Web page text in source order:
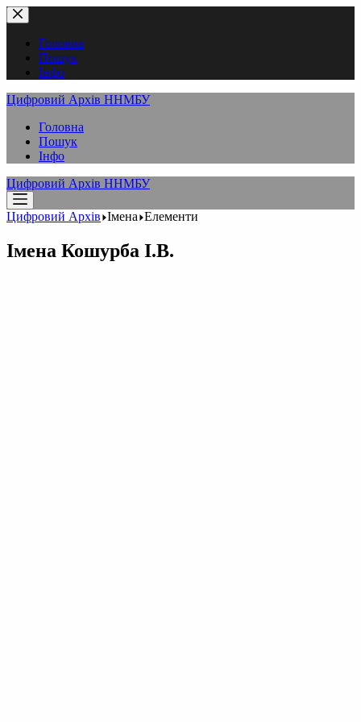
Перейти
до
вмістуГоловна
Пошук
Інфо
Цифровий Архів ННМБУ
Головна
Пошук
Інфо
Цифровий Архів ННМБУ
Цифровий Архів Імена Елементи
Імена Кошурба І.В.